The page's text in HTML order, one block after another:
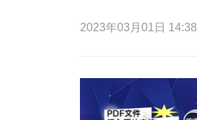
2023年03月01日 14:38